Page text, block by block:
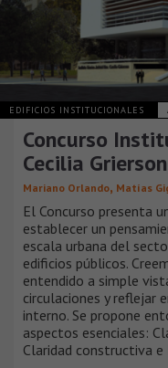
EDIFICIOS INSTITUCIONALES
Concurso
Cecilia
Mariano Orlando, Matías
El Concurso presenta
establecer un
escala urbana del
edificios públicos.
entendido a simple
circulaciones y reflejar
interno. Se propone
aspectos esenciales:
Claridad constructiva